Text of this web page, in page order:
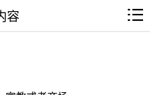
容